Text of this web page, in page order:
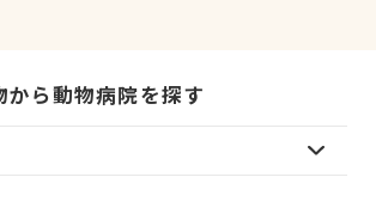
から動物病院を探す